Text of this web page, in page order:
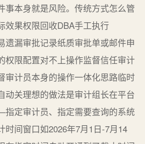
事本身就是风险。传统方式怎么管
效果权限回收DBA手工执行
遗漏审批记录纸质审批单或邮件申
权限配置对不上操作监督信任审计
审计员本身的操作一体化思路临时
动关理想的做法是审计组长在平台
定审计员、指定需要查询的系统
时间窗口如2026年7月1日-7月14